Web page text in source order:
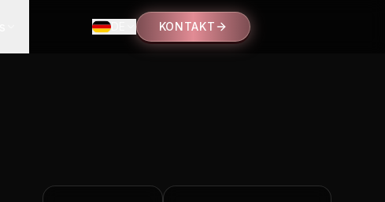
DE KONTAKT